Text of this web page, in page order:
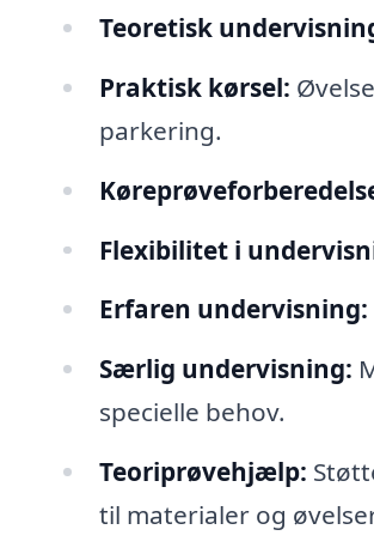
Teoretisk
Praktisk kørsel:
parkering.
Flexibilitet i
Erfaren undervisning:
Særlig undervisning:
specielle behov.
Teoriprøvehjælp:
til materialer og